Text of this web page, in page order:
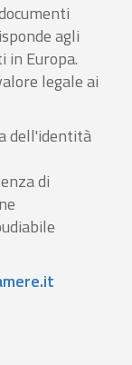
agli
in Europa.
legale ai
dell'identità
di